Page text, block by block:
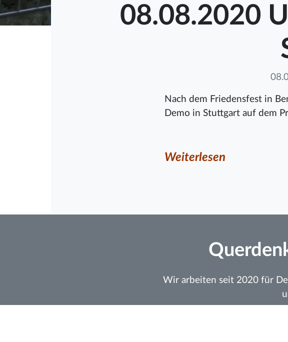
08.08.2020
Nach dem Friedensfest in
Demo in Stuttgart auf dem
Weiterlesen
Wir arbeiten seit 2020 für